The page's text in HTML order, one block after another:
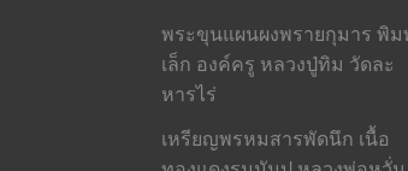
พระขุนแผนผงพรายกุมาร พิ
เล็ก องค์ครู หลวงปู่ทิม วัดละ
หารไร่
เหรียญพรหมสารพัดนึก เนื้อ